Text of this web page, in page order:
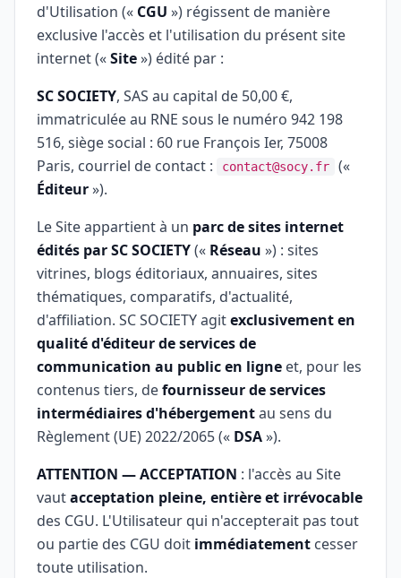
d'Utilisation (« CGU ») régissent de manière
exclusive l'accès et l'utilisation du présent site
internet («Site») édité par :
SC SOCIETY, SAS au capital de 50,00 €,
immatriculée au RNE sous le numéro 942 198
516, siège social : 60 rue François Ier, 75008
Paris, courriel de contact :
contact@socy.fr
(«
Éditeur»).
Le Site appartient à un parc de sites internet
édités par SC SOCIETY(« Réseau ») : sites
vitrines, blogs éditoriaux, annuaires, sites
thématiques, comparatifs, d'actualité,
d'affiliation. SC SOCIETY agitexclusivement en
qualité d'éditeur de services de
communication au public en ligne et, pour les
contenus tiers, defournisseur de services
intermédiaires d'hébergementau sens du
Règlement (UE) 2022/2065 (« DSA»).
ATTENTION — ACCEPTATION : l'accès au Site
vautacceptation pleine, entière et irrévocable
des CGU. L'Utilisateur qui n'accepterait pas tout
ou partie des CGU doit immédiatement cesser
toute utilisation.